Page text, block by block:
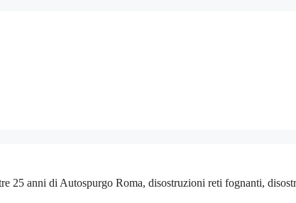
25 anni di Autospurgo Roma, disostruzioni reti fognanti,